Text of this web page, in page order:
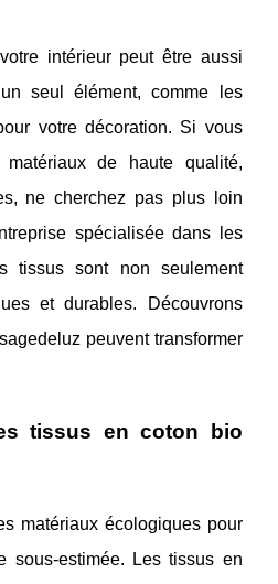
intérieur peut être aussi
seul élément, comme les
votre décoration. Si vous
de haute qualité,
ne cherchez pas plus loin
spécialisée dans les
tissus sont non seulement
et durables. Découvrons
peuvent transformer
tissus en coton bio
matériaux écologiques pour
sous-estimée. Les tissus en